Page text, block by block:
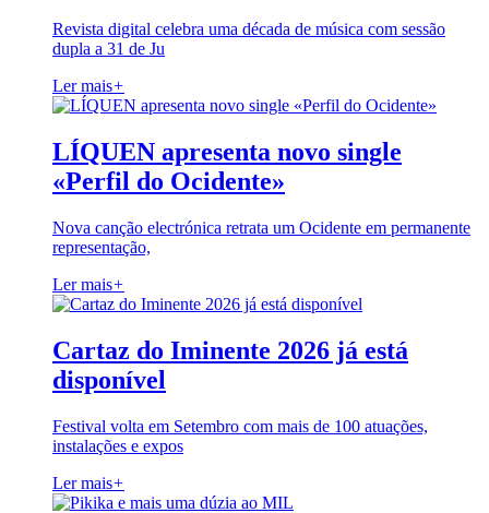
Revista digital celebra uma década de música com sessão
dupla a 31 de Ju
Ler mais+
LÍQUEN apresenta novo single
«Perfil do Ocidente»
Nova canção electrónica retrata um Ocidente em permanente
representação,
Ler mais+
Cartaz do Iminente 2026 já está
disponível
Festival volta em Setembro com mais de 100 atuações,
instalações e expos
Ler mais+